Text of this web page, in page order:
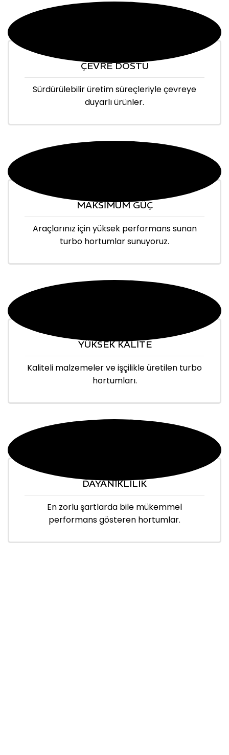
ÇEVRE DOSTU
Sürdürülebilir üretim süreçleriyle çevreye
duyarlı ürünler.
MAKSİMUM GÜÇ
Araçlarınız için yüksek performans sunan
turbo hortumlar sunuyoruz.
YÜKSEK KALİTE
Kaliteli malzemeler ve işçilikle üretilen turbo
hortumları.
DAYANIKLILIK
En zorlu şartlarda bile mükemmel
performans gösteren hortumlar.